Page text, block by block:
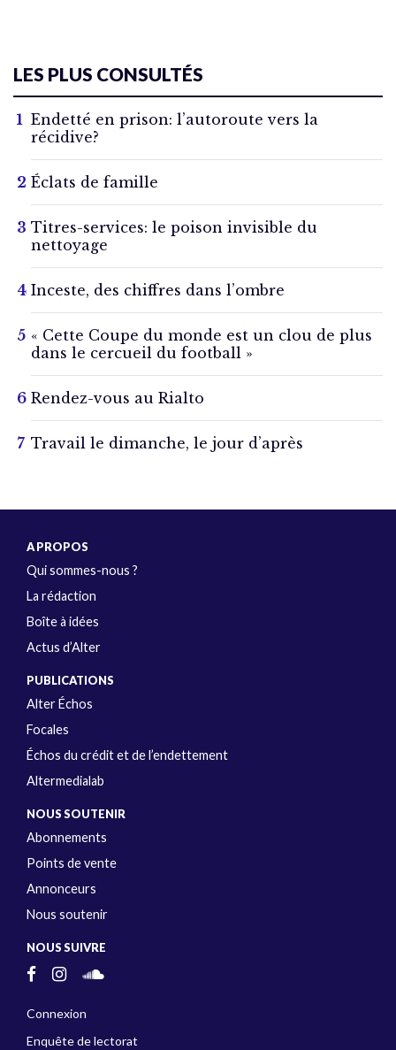
LES PLUS CONSULTÉS
Endetté en prison: l’autoroute vers la
récidive?
Éclats de famille
Titres-services: le poison invisible du
nettoyage
Inceste, des chiffres dans l’ombre
« Cette Coupe du monde est un clou de plus
dans le cercueil du football »
Rendez-vous au Rialto
Travail le dimanche, le jour d’après
A PROPOS
Qui sommes-nous ?
La rédaction
Boîte à idées
Actus d’Alter
PUBLICATIONS
Alter Échos
Focales
Échos du crédit et de l’endettement
Altermedialab
NOUS SOUTENIR
Abonnements
Points de vente
Annonceurs
Nous soutenir
NOUS SUIVRE
Connexion
Enquête de lectorat